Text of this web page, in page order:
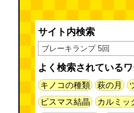
サイト内検索
よく検索されている
キノコの種類 萩の月
ビスマス結晶
カルミッ